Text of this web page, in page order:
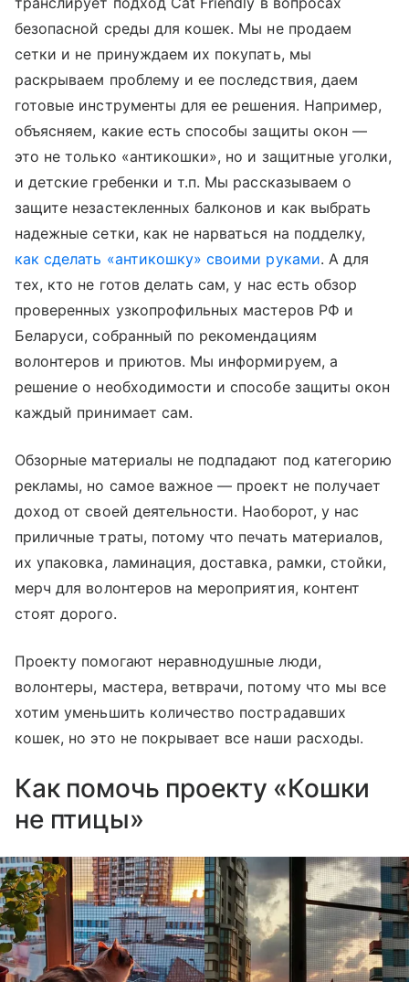
безопасной среды для кошек. Мы не продаем
сетки и не принуждаем их покупать, мы
раскрываем проблему и ее последствия, даем
готовые инструменты для ее решения. Например,
объясняем, какие есть способы защиты окон —
это не только «антикошки», но и защитные уголки,
и детские гребенки и т.п. Мы рассказываем о
защите незастекленных балконов и как выбрать
надежные сетки, как не нарваться на подделку,
как сделать «антикошку» своими руками. А для
тех, кто не готов делать сам, у нас есть обзор
проверенных узкопрофильных мастеров РФ и
Беларуси, собранный по рекомендациям
волонтеров и приютов. Мы информируем, а
решение о необходимости и способе защиты окон
каждый принимает сам.
Обзорные материалы не подпадают под категорию
рекламы, но самое важное — проект не получает
доход от своей деятельности. Наоборот, у нас
приличные траты, потому что печать материалов,
их упаковка, ламинация, доставка, рамки, стойки,
мерч для волонтеров на мероприятия, контент
стоят дорого.
Проекту помогают неравнодушные люди,
волонтеры, мастера, ветврачи, потому что мы все
хотим уменьшить количество пострадавших
кошек, но это не покрывает все наши расходы.
Как помочь проекту «Кошки
не птицы»